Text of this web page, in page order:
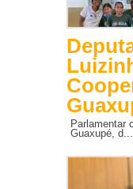
Parlamentar
Guaxupé, d...